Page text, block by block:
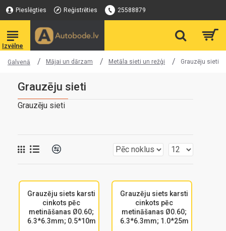
Pieslēgties Reģistrēties 25588879
Galvenā Mājai un dārzam Metāla sieti un režģi Grauzēju sieti
Grauzēju sieti
Grauzēju sieti
Grauzēju siets karsti
cinkots pēc
metināšanas Ø0.60;
6.3*6.3mm; 0.5*10m
Grauzēju siets karsti
cinkots pēc
metināšanas Ø0.60;
6.3*6.3mm; 1.0*25m